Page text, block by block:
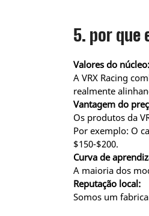
5. por que
Valores do núcleo:
A VRX Racing
realmente
Vantagem do
Os produtos da
Por exemplo: O
$150-$200.
Curva de
A maioria dos
Reputação local:
Somos um